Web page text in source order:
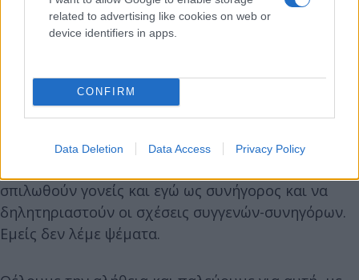
related to advertising like cookies on web or
device identifiers in apps.
CONFIRM
Data Deletion Data Access Privacy Policy
ανάρτησή της:
Ρούτσι, τον εμποδίζουν να με προσεγγίσει, εμένα
τη συνήγορό του, και τον απωθούν. Ελπίζω τώρα
ζητήσουν συγνώμη. Τα υπόλοιπα στην κρίση σας,
σπιλωθούν γονείς και εγώ ως συνήγορος και να
δηλητηριαστούν οι σχέσεις συγγενών-συνηγόρων.
Εμείς δεν λέμε ψέματα.